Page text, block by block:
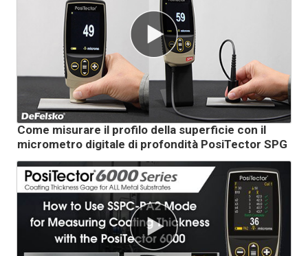
Come misurare il profilo della superficie con il
micrometro digitale di profondità PosiTector SPG